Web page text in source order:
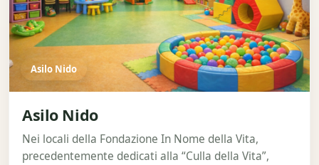
Asilo Nido
Asilo Nido
Nei locali della Fondazione In Nome della Vita,
precedentemente dedicati alla “Culla della Vita”,